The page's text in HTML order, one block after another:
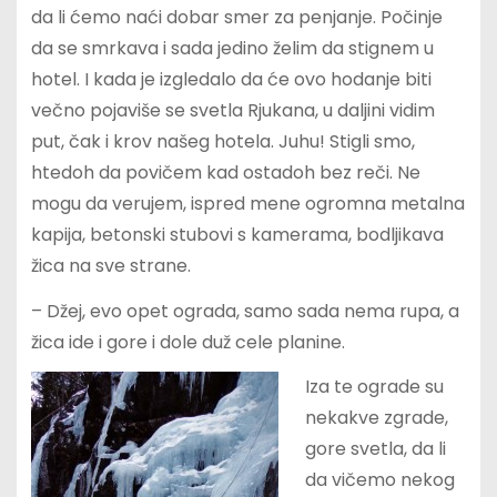
da li ćemo naći dobar smer za penjanje. Počinje
da se smrkava i sada jedino želim da stignem u
hotel. I kada je izgledalo da će ovo hodanje biti
večno pojaviše se svetla Rjukana, u daljini vidim
put, čak i krov našeg hotela. Juhu! Stigli smo,
htedoh da povičem kad ostadoh bez reči. Ne
mogu da verujem, ispred mene ogromna metalna
kapija, betonski stubovi s kamerama, bodljikava
žica na sve strane.
– Džej, evo opet ograda, samo sada nema rupa, a
žica ide i gore i dole duž cele planine.
Iza te ograde su
nekakve zgrade,
gore svetla, da li
da vičemo nekog